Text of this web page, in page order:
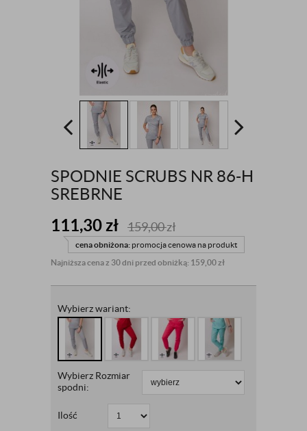
SPODNIE SCRUBS NR 86-H
SREBRNE
111,30zł 159,00zł
cena obniżona: promocja cenowa na produkt
Najniższa cena z 30 dni przed obniżką: 159,00 zł
Wybierz wariant:
Wybierz Rozmiar
spodni:
Ilość